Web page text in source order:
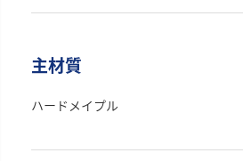
主材質
ハードメイプル